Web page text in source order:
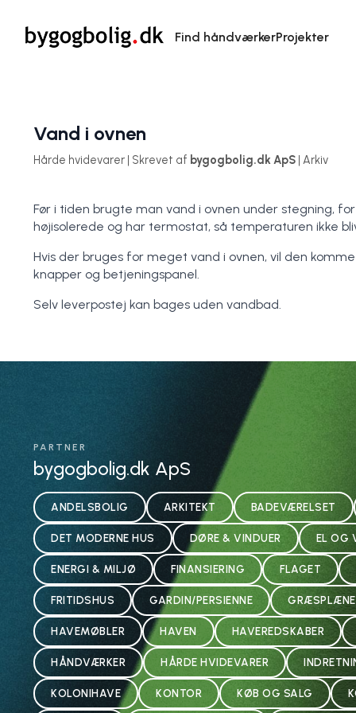
Find håndværkerProjekter
Vand i ovnen
Hårde hvidevarer | Skrevet af bygogbolig.dk ApS | Arkiv
Før i tiden brugte man vand i ovnen under stegning,
højisolerede og har termostat, så temperaturen ikke
Hvis der bruges for meget vand i ovnen, vil den
knapper og betjeningspanel.
Selv leverpostej kan bages uden vandbad.
PARTNER
bygogbolig.dk ApS
ANDELSBOLIG ARKITEKT BADEVÆRELSET
DET MODERNE HUS DØRE & VINDUER EL OG
ENERGI & MILJØ FINANSIERING FLAGET
FRITIDSHUS GARDIN/PERSIENNE
HAVEMØBLER HAVEN HAVEREDSKABER
HÅNDVÆRKER HÅRDE HVIDEVARER
KOLONIHAVE KONTOR KØB OG SALG